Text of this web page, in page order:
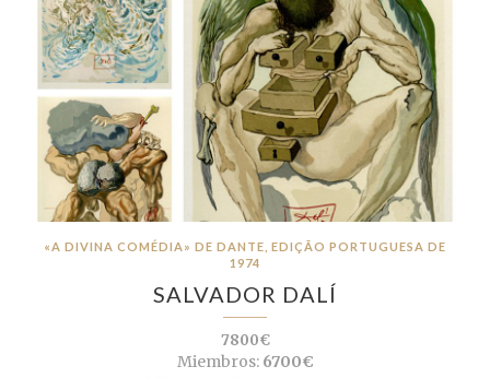
«A DIVINA COMÉDIA» DE DANTE, EDIÇÃO PORTUGUESA DE
1974
SALVADOR DALÍ
7800€
Miembros:6700€